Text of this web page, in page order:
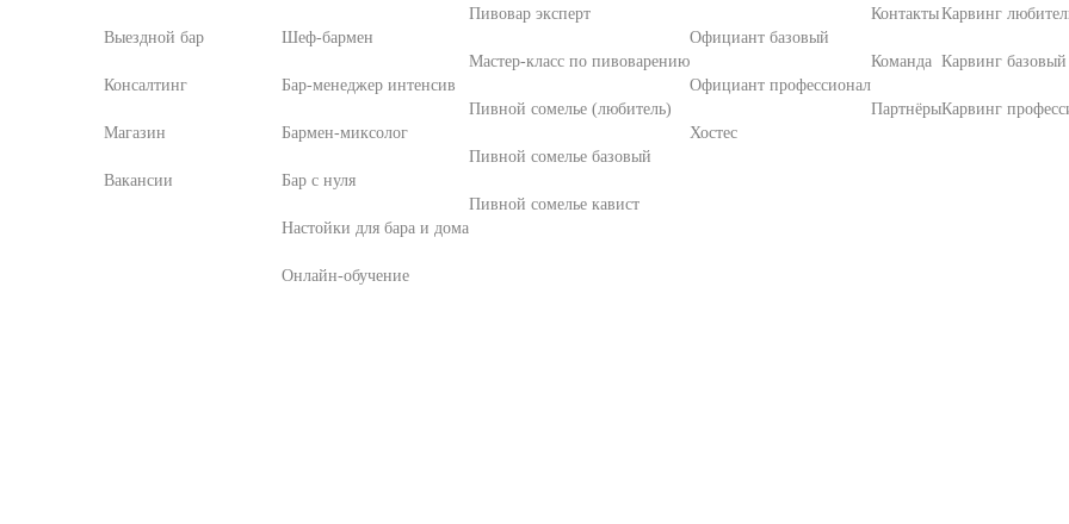
Выездной бар
Консалтинг
Магазин
Вакансии
Шеф-бармен
Бар-менеджер интенсив
Бармен-миксолог
Бар с нуля
Настойки для бара и дома
Онлайн-обучение
Пивовар эксперт
Мастер-класс по пивоварению
Пивной сомелье (любитель)
Пивной сомелье базовый
Пивной сомелье кавист
Официант базовый
Официант профессионал
Хостес
Контакты
Команда
Партнёры
Карвинг
Карвинг базовый
Карвинг